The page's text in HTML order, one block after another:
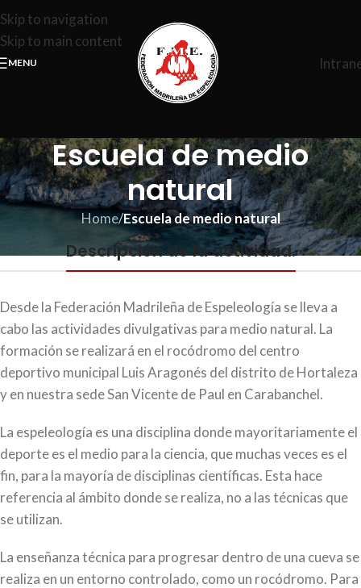
Skip to navigation
Skip to main content
MENU
Escuela de medio
natural
Home/Escuela de medio natural
Descripción de la actividad.
Desde la Federación Madrileña de Espeleología se lleva a
cabo las actividades divulgativas para medio natural. La
formación se realizará en el rocódromo del centro
deportivo municipal Luis Aragonés del distrito de Hortaleza
y en nuestra sede San Vicente de Paul en Carabanchel.
La espeleología es una disciplina donde mayoritariamente el
deporte es el medio para la ciencia, que muchas veces es el
fin, para la mayoría de disciplinas científicas. Esta hace
referencia al ámbito donde se realiza, no a las técnicas que
se utilizan.
La enseñanza técnica para progresar dentro de una cueva se
realiza en un entorno controlado, como un rocódromo. Para